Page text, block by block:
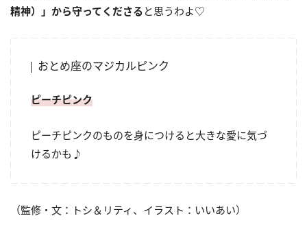
精神）」から守ってくださる と思うわよ♡
おとめ座のマジカルピンク
ピーチピンク
ピーチピンクのものを身につけると大きな愛に気づ
けるかも♪
（監修・文：トシ＆リティ、イラスト：いいあい）